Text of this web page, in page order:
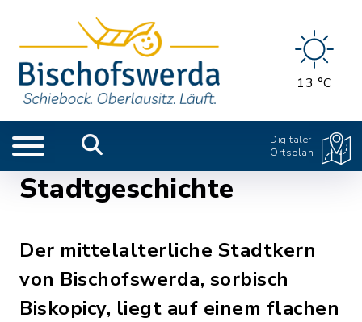
13 °C
Digitaler
Ortsplan
Stadtgeschichte
Der mittelalterliche Stadtkern
von Bischofswerda, sorbisch
Biskopicy, liegt auf einem flachen